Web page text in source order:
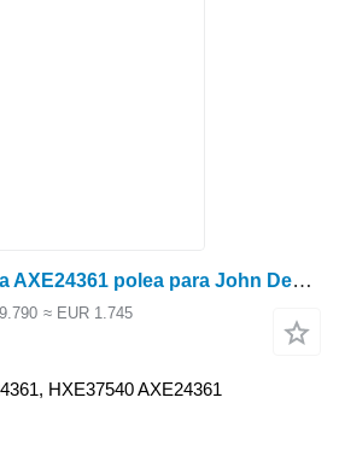
John Deere Variatora AXE24361 polea para John Deere cosechadora de cereales
≈ EUR 1.745
HXE37540 AXE24361